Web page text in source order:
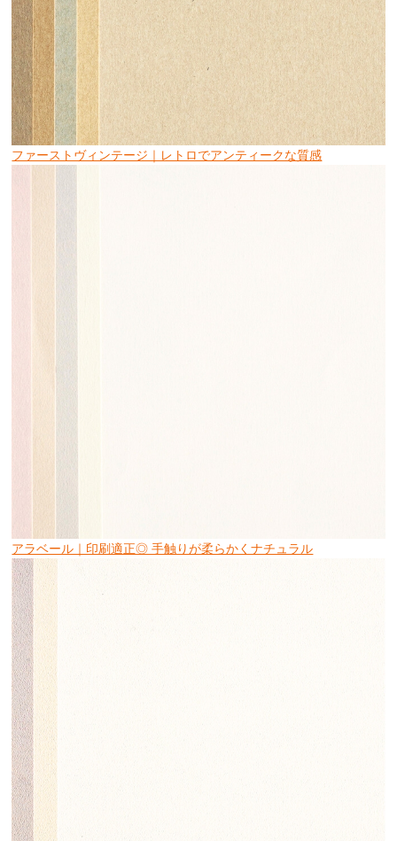
ファーストヴィンテージ｜レトロでアンティークな質感
アラベール｜印刷適正◎ 手触りが柔らかくナチュラル